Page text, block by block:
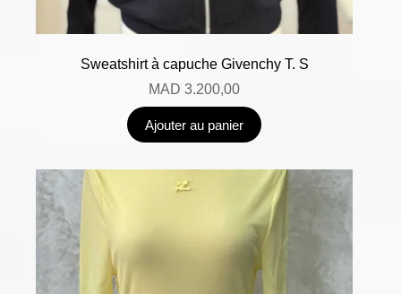
Sweatshirt à capuche Givenchy T. S
MAD 3.200,00
Ajouter au panier